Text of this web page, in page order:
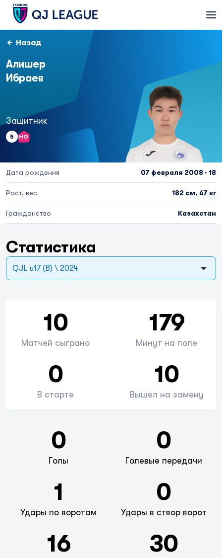
Назад
Алишер
Ибраев
Защитник
5 HG
Дата рождения 07 февраля 2008 · 18
Рост, вес 182 см, 67 кг
Гражданство Казахстан
Статистика
QJL u17 (B) \ 2024
10
Матчей сыграно
179
Минут на поле
0
В старте
10
Вышел на замену
0
Голы
0
Голевые передачи
1
Удары по воротам
0
Удары в створ ворот
16 30